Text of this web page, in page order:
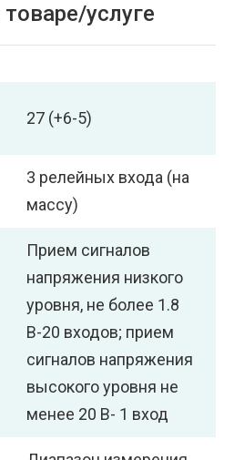
услуге
27 (+6-5)
3 релейных входа (на
массу)
Прием сигналов
напряжения низкого
уровня, не более 1.8
В-20 входов; прием
сигналов напряжения
высокого уровня не
менее 20 В- 1 вход